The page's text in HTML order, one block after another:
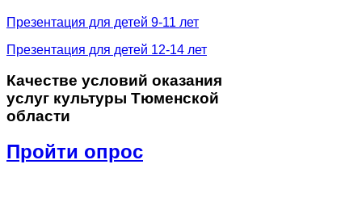
Презентация для детей 9-11 лет
Презентация для детей 12-14 лет
Качестве условий оказания
услуг культуры Тюменской
области
Пройти опрос